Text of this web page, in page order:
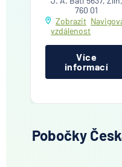
760 01
Zobrazit
vzdálenost
Více
informací
Pobočky